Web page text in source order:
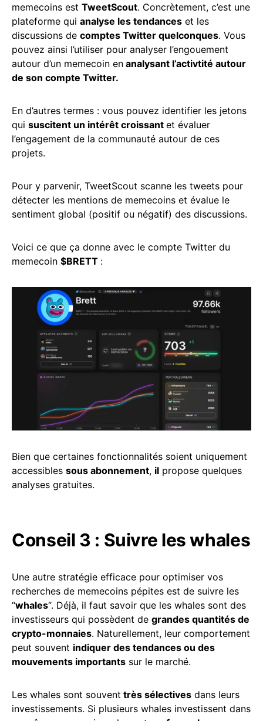
memecoins est TweetScout. Concrètement, c’est une
plateforme qui analyse les tendances et les
discussions de comptes Twitter quelconques. Vous
pouvez ainsi l’utiliser pour analyser l’engouement
autour d’un memecoin en analysant l’activtité autour
de son compte Twitter.
En d’autres termes : vous pouvez identifier les jetons
qui suscitent un intérêt croissant et évaluer
l’engagement de la communauté autour de ces
projets.
Pour y parvenir, TweetScout scanne les tweets pour
détecter les mentions de memecoins et évalue le
sentiment global (positif ou négatif) des discussions.
Voici ce que ça donne avec le compte Twitter du
memecoin $BRETT :
Bien que certaines fonctionnalités soient uniquement
accessibles sous abonnement, il propose quelques
analyses gratuites.
Conseil 3 : Suivre les whales
Une autre stratégie efficace pour optimiser vos
recherches de memecoins pépites est de suivre les
“whales“. Déjà, il faut savoir que les whales sont des
investisseurs qui possèdent de grandes quantités de
crypto-monnaies. Naturellement, leur comportement
peut souvent indiquer des tendances ou des
mouvements importants sur le marché.
Les whales sont souvent très sélectives dans leurs
investissements. Si plusieurs whales investissent dans